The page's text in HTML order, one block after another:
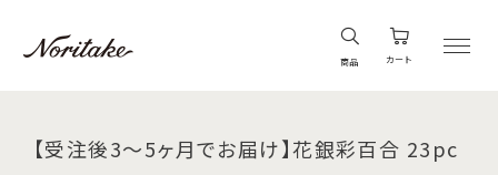
商品 カート
【受注後3～5ヶ月でお届け】花銀彩百合 23pc